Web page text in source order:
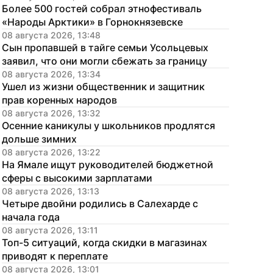
Более 500 гостей собрал этнофестиваль
«Народы Арктики» в Горнокнязевске
08 августа 2026, 13:48
Сын пропавшей в тайге семьи Усольцевых
заявил, что они могли сбежать за границу
08 августа 2026, 13:34
Ушел из жизни общественник и защитник
прав коренных народов
08 августа 2026, 13:32
Осенние каникулы у школьников продлятся
дольше зимних
08 августа 2026, 13:22
На Ямале ищут руководителей бюджетной
сферы с высокими зарплатами
08 августа 2026, 13:13
Четыре двойни родились в Салехарде с
начала года
08 августа 2026, 13:11
Топ-5 ситуаций, когда скидки в магазинах
приводят к переплате
08 августа 2026, 13:01